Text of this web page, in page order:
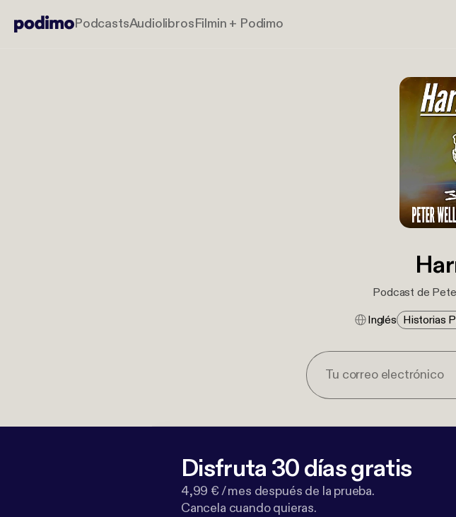
PodcastsAudiolibrosFilmin + Podimo
Podcast de
Inglés Historias
Disfruta 30 días gratis
4,99 € / mes después de la prueba.
Cancela cuando quieras.